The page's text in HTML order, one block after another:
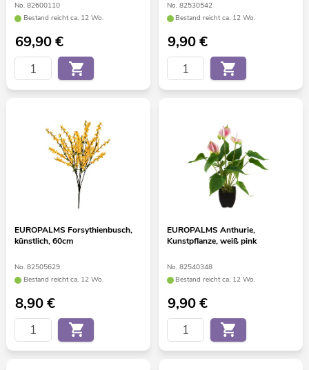
No. 82600110
Bestand reicht ca. 12 Wo.
69,90€
No. 82530542
Bestand reicht ca. 12 Wo.
9,90€
EUROPALMS Forsythienbusch,
künstlich, 60cm
No. 82505629
Bestand reicht ca. 12 Wo.
8,90€
EUROPALMS Anthurie,
Kunstpflanze, weiß pink
No. 82540348
Bestand reicht ca. 12 Wo.
9,90€